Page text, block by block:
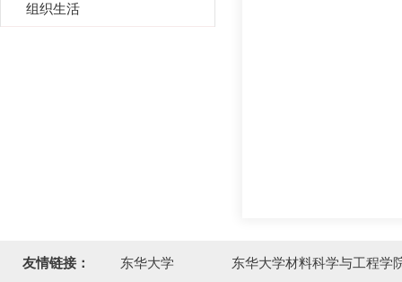
组织生活
友情链接： 东华大学 东华大学材料科学与工程学